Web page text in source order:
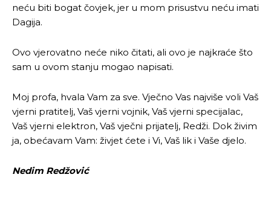
neću biti bogat čovjek, jer u mom prisustvu neću imati
Dagija.
Ovo vjerovatno neće niko čitati, ali ovo je najkraće što
sam u ovom stanju mogao napisati.
Moj profa, hvala Vam za sve. Vječno Vas najviše voli Vaš
vjerni pratitelj, Vaš vjerni vojnik, Vaš vjerni specijalac,
Vaš vjerni elektron, Vaš vječni prijatelj, Redži. Dok živim
ja, obećavam Vam: živjet ćete i Vi, Vaš lik i Vaše djelo.
Nedim Redžović